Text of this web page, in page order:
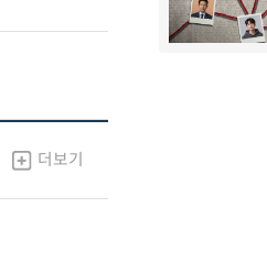
더보기